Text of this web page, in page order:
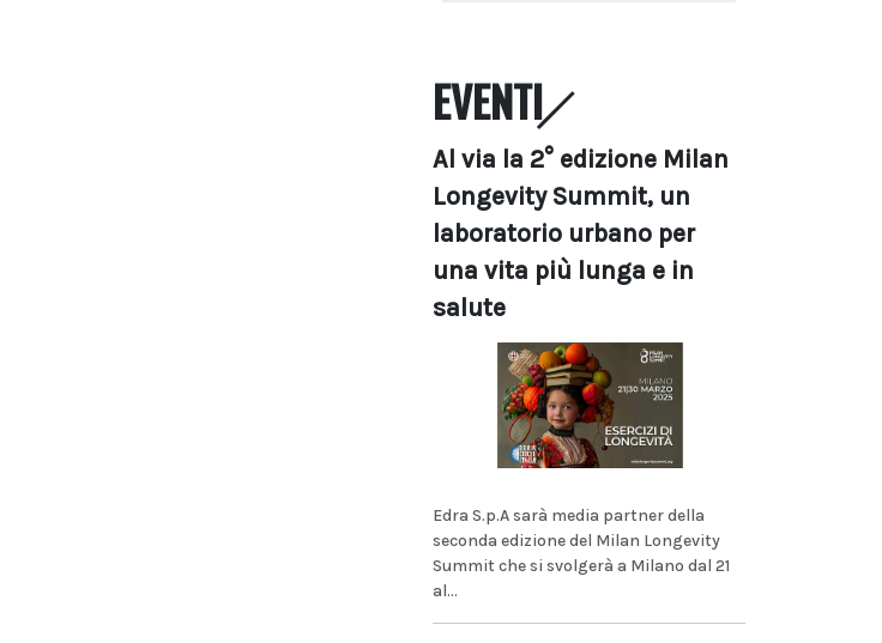
EVENTI
Al via la 2° edizione Milan
Longevity Summit, un
laboratorio urbano per
una vita più lunga e in
salute
Edra S.p.A sarà media partner della
seconda edizione del Milan Longevity
Summit che si svolgerà a Milano dal 21
al...